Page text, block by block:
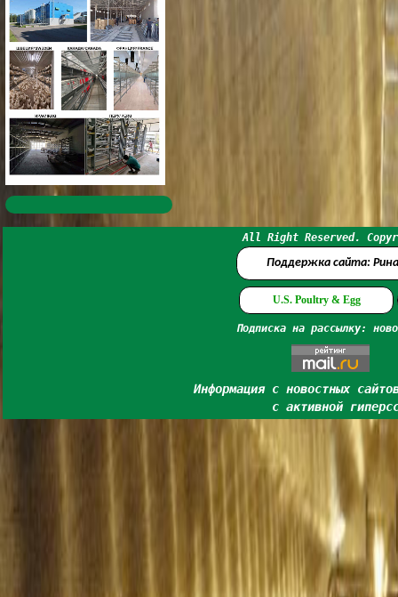
All Right Reserved.
Поддержка сайта:
U.S. Poultry & Egg
Подписка на рассылку:
Информация с новостных
с активной